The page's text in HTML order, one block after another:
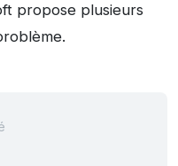
propose plusieurs